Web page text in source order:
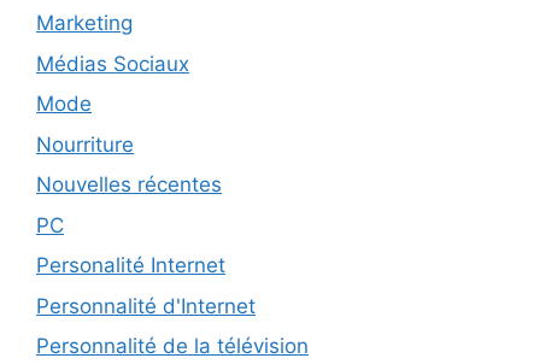
Marketing
Médias Sociaux
Mode
Nourriture
Nouvelles récentes
PC
Personalité Internet
Personnalité d'Internet
Personnalité de la télévision